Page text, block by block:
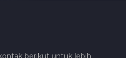
berikut untuk lebih